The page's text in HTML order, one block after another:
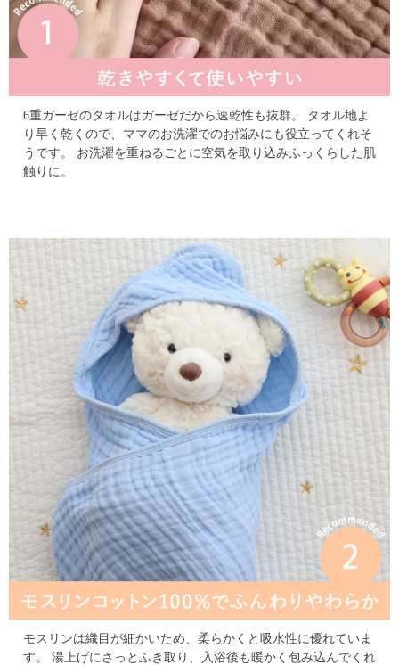
6重ガーゼのタオルはガーゼだから速乾性も抜群。
タオル地よ
り早く乾くので、ママのお洗濯でのお悩みにも役立ってくれそ
うです。
お洗濯を重ねるごとに空気を取り込みふっくらした肌
触りに。
モスリンは織目が細かいため、柔らかくと吸水性に優れていま
す。
湯上げにさっとふき取り、入浴後も暖かく包み込んでくれ